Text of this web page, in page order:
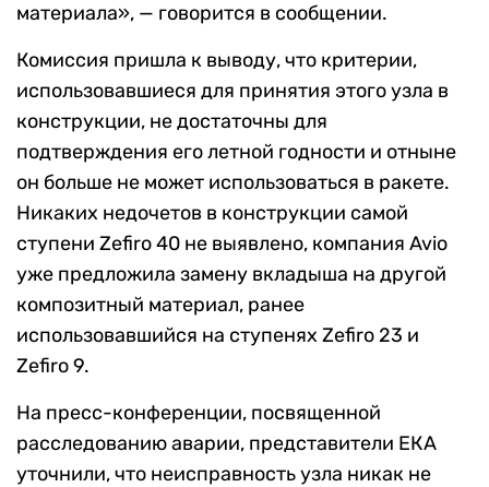
материала», — говорится в сообщении.
Комиссия пришла к выводу, что критерии,
использовавшиеся для принятия этого узла в
конструкции, не достаточны для
подтверждения его летной годности и отныне
он больше не может использоваться в ракете.
Никаких недочетов в конструкции самой
ступени Zefiro 40 не выявлено, компания Avio
уже предложила замену вкладыша на другой
композитный материал, ранее
использовавшийся на ступенях Zefiro 23 и
Zefiro 9.
На пресс-конференции, посвященной
расследованию аварии, представители ЕКА
уточнили, что неисправность узла никак не